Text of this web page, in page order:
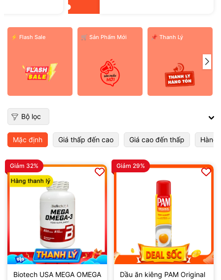
⚡ Flash Sale ️🛒 Sản Phẩm Mới 📌 Thanh Lý
Bộ lọc
Mặc định Giá thấp đến cao Giá cao đến thấp Hàng
Giảm 32%
Biotech USA MEGA OMEGA
Giảm 29%
Dầu ăn kiêng PAM Original